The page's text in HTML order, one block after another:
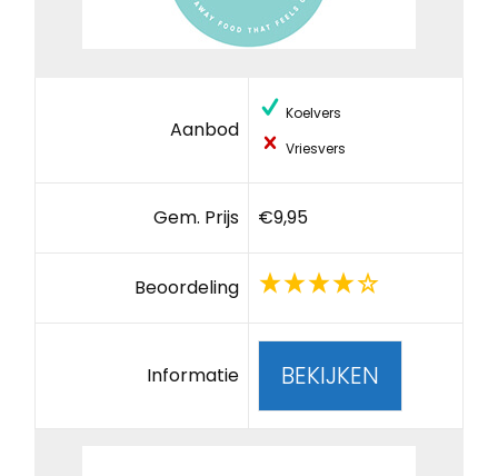
Aanbod
Koelvers
Vriesvers
Gem. Prijs €9,95
Beoordeling
Informatie BEKIJKEN